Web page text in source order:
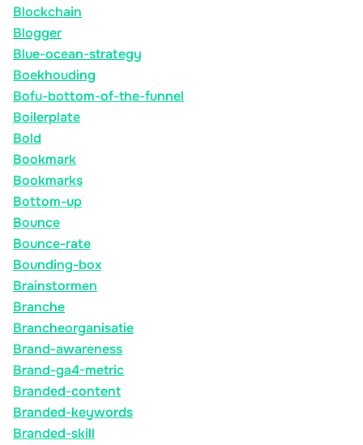
Blockchain
Blogger
Blue-ocean-strategy
Boekhouding
Bofu-bottom-of-the-funnel
Boilerplate
Bold
Bookmark
Bookmarks
Bottom-up
Bounce
Bounce-rate
Bounding-box
Brainstormen
Branche
Brancheorganisatie
Brand-awareness
Brand-ga4-metric
Branded-content
Branded-keywords
Branded-skill